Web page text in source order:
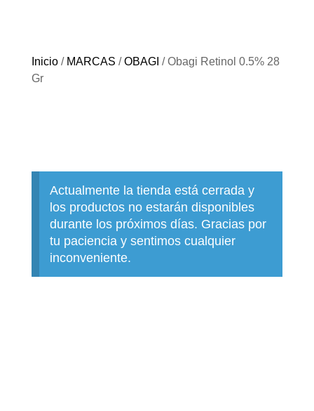
Inicio/ MARCAS /OBAGI / Obagi Retinol 0.5% 28
Gr
Actualmente la tienda está cerrada y
los productos no estarán disponibles
durante los próximos días. Gracias por
tu paciencia y sentimos cualquier
inconveniente.